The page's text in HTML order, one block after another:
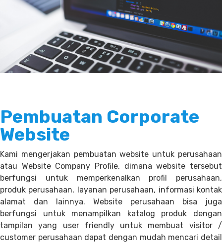
Pembuatan Corporate
Website
Kami mengerjakan pembuatan website untuk perusahaan
atau Website Company Profile, dimana website tersebut
berfungsi untuk memperkenalkan profil perusahaan,
produk perusahaan, layanan perusahaan, informasi kontak
alamat dan lainnya. Website perusahaan bisa juga
berfungsi untuk menampilkan katalog produk dengan
tampilan yang user friendly untuk membuat visitor /
customer perusahaan dapat dengan mudah mencari detail